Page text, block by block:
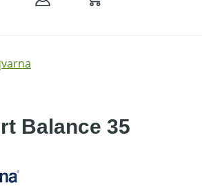
Balance 35